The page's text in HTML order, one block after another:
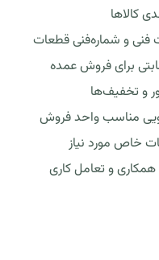
کالاها
فنی و شماره‌فنی قطعات
برای فروش عمده
و تخفیف‌ها
مناسب واحد فروش
خاص مورد نیاز
و تعامل کاری